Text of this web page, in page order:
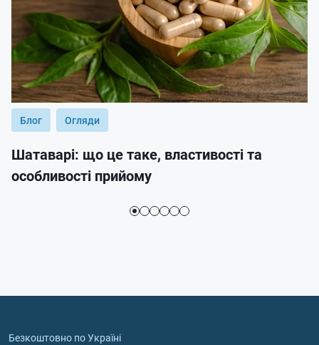
Блог Огляди
Шатаварі: що це таке, властивості та
особливості прийому
Безкоштовно по Україні